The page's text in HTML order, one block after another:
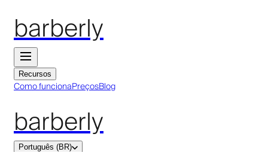
barberly
Recursos
Como funcionaPreçosBlog
barberly
Português (BR)